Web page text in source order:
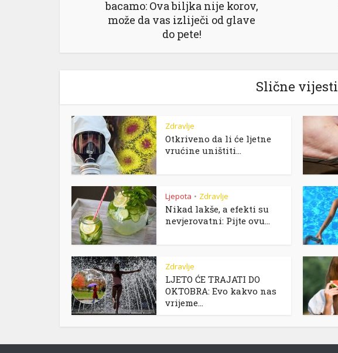
bacamo: Ova biljka nije korov,
može da vas izliječi od glave
do pete!
Slične vijesti
Zdravlje
Otkriveno da li će ljetne
vrućine uništiti...
Ljepota • Zdravlje
Nikad lakše, a efekti su
nevjerovatni: Pijte ovu...
Zdravlje
LJETO ĆE TRAJATI DO
OKTOBRA: Evo kakvo nas
vrijeme...